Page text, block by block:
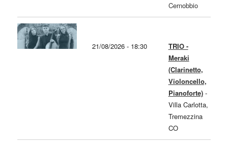
Cernobbio
21/08/2026 - 18:30
TRIO -
Meraki
(Clarinetto,
Violoncello,
Pianoforte)-
Villa Carlotta,
Tremezzina
CO